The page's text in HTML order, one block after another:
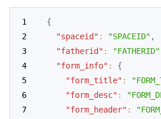
{
"spaceid" : "SPACEID" ,
"fatherid" : "FATHERID"
"form_info" :
{
"form_title" :
"form_desc" :
"form_header" :